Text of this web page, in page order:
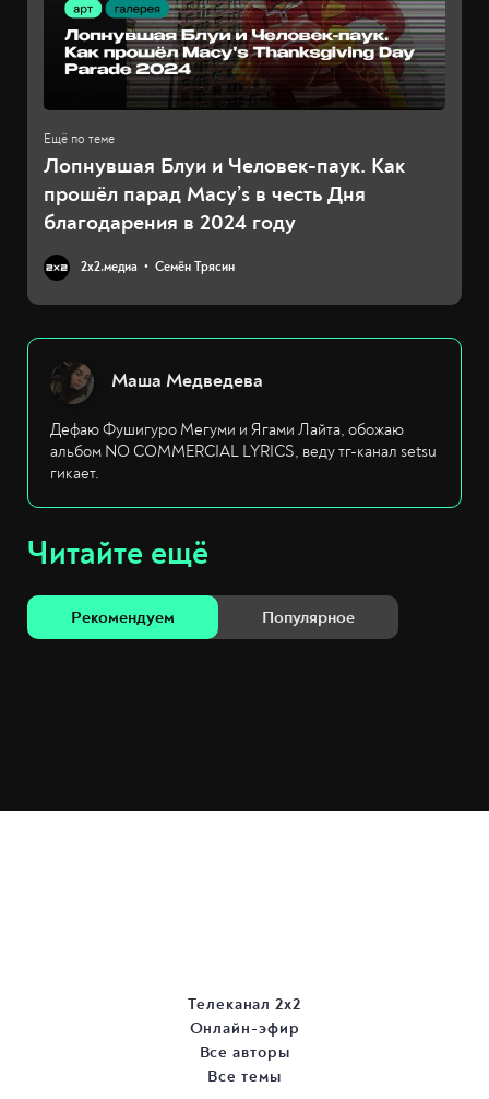
Лопнувшая Блуи и Человек-паук. Как
прошёл парад Macy’s в честь Дня
благодарения в 2024 году
2х2.медиа Семён Трясин
Маша Медведева
Дефаю Фушигуро Мегуми и Ягами Лайта, обожаю
альбом NO COMMERCIAL LYRICS, веду тг-канал setsu
гикает.
Читайте ещё
Рекомендуем Популярное
Телеканал 2х2
Онлайн-эфир
Все авторы
Все темы